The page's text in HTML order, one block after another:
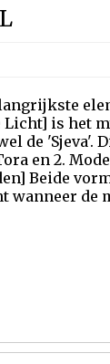
is het
de 'Sjeva'.
en 2.
Beide
wanneer de